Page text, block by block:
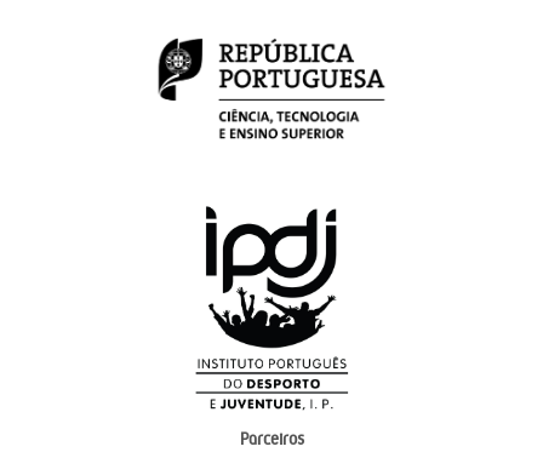
Parceiros